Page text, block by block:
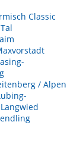
Classic
/ Alpen